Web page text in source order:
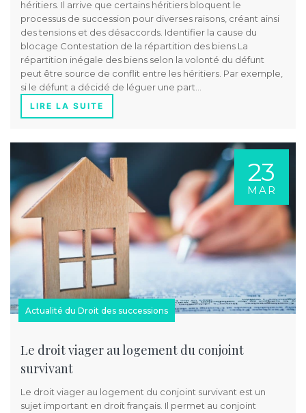
héritiers. Il arrive que certains héritiers bloquent le
processus de succession pour diverses raisons, créant ainsi
des tensions et des désaccords. Identifier la cause du
blocage Contestation de la répartition des biens La
répartition inégale des biens selon la volonté du défunt
peut être source de conflit entre les héritiers. Par exemple,
si le défunt a décidé de léguer une part...
LIRE LA SUITE
23
MAR
Actualité du Droit des successions
Le droit viager au logement du conjoint
survivant
Le droit viager au logement du conjoint survivant est un
sujet important en droit français. Il permet au conjoint